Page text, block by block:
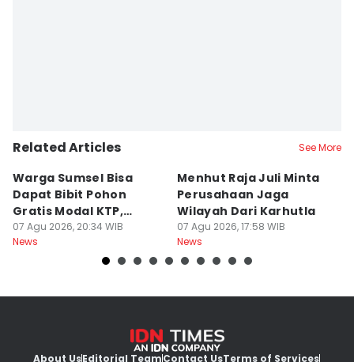
Related Articles See More
Warga Sumsel Bisa
Dapat Bibit Pohon
Gratis Modal KTP,
Menhut Beberkan
Caranya
07 Agu 2026, 20:34 WIB
News
Menhut Raja Juli Minta
Perusahaan Jaga
Wilayah Dari Karhutla
07 Agu 2026, 17:58 WIB
News
About UsEditorial TeamContact UsTerms of Services